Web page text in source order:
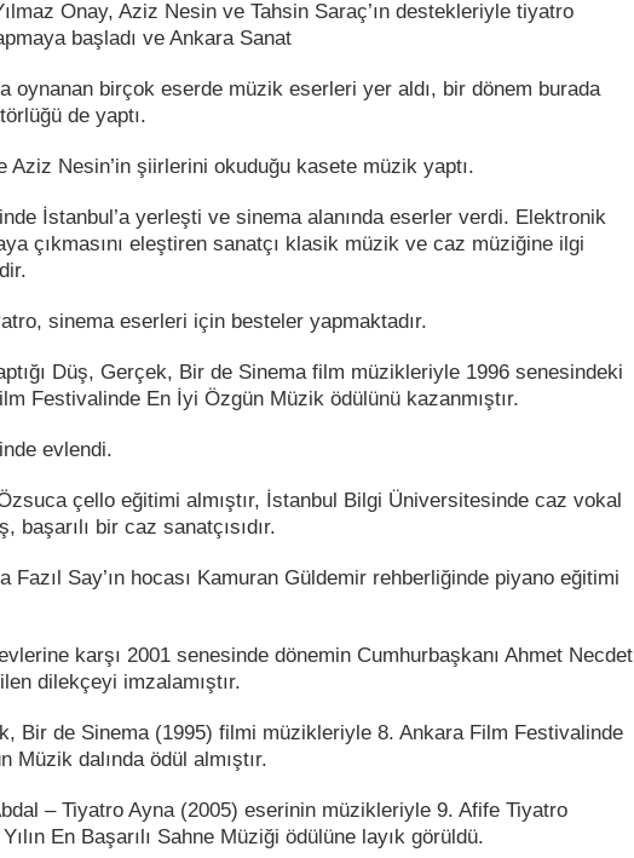
Onay, Aziz Nesin ve Tahsin Saraç’ın destekleriyle tiyatro
başladı ve Ankara Sanat
oynanan birçok eserde müzik eserleri yer aldı, bir dönem burada
de yaptı.
Aziz Nesin’in şiirlerini okuduğu kasete müzik yaptı.
İstanbul’a yerleşti ve sinema alanında eserler verdi. Elektronik
çıkmasını eleştiren sanatçı klasik müzik ve caz müziğine ilgi
sinema eserleri için besteler yapmaktadır.
Düş, Gerçek, Bir de Sinema film müzikleriyle 1996 senesindeki
Festivalinde En İyi Özgün Müzik ödülünü kazanmıştır.
evlendi.
çello eğitimi almıştır, İstanbul Bilgi Üniversitesinde caz vokal
başarılı bir caz sanatçısıdır.
Fazıl Say’ın hocası Kamuran Güldemir rehberliğinde piyano eğitimi
karşı 2001 senesinde dönemin Cumhurbaşkanı Ahmet Necdet
dilekçeyi imzalamıştır.
Bir de Sinema (1995) filmi müzikleriyle 8. Ankara Film Festivalinde
Müzik dalında ödül almıştır.
– Tiyatro Ayna (2005) eserinin müzikleriyle 9. Afife Tiyatro
En Başarılı Sahne Müziği ödülüne layık görüldü.